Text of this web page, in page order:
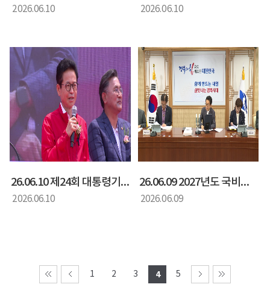
2026.06.10 2026.06.10
26.06.10 제24회 대통령기 전국노인 게이트볼대회 개회식
2026.06.10
26.06.09 2027년도 국비확보 부처 반영 보고회
2026.06.09
1 2 3 4 5